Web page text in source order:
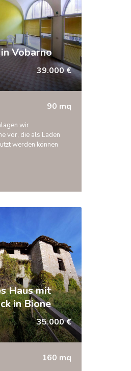
Vobarno
39.000 €
90 mq
wir
vor, die als Laden
werden können
Haus mit
in Bione
35.000 €
160 mq